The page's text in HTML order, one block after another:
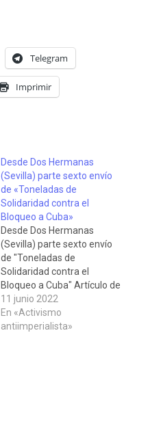
Telegram
Imprimir
Desde Dos Hermanas
(Sevilla) parte sexto envío
de «Toneladas de
Solidaridad contra el
Bloqueo a Cuba»
Desde Dos Hermanas
(Sevilla) parte sexto envío
de "Toneladas de
Solidaridad contra el
Bloqueo a Cuba" Artículo de
Cubainformación del 10 de
junio de 2022, dando cuenta
de un nuevo envía de
11 junio 2022
En «Activismo
antiimperialista»